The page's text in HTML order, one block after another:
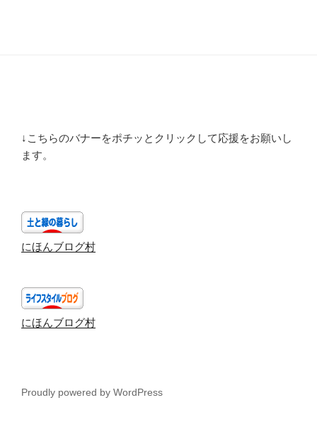
↓こちらのバナーをポチッとクリックして応援をお願いし
ます。
にほんブログ村
にほんブログ村
Proudly powered by WordPress